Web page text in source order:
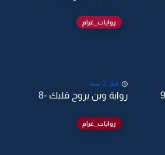
روايات_غرام
قبل 2 سنة
رواية وين يروح قلبك -8
روايات_غرام